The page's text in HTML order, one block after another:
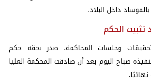
داخل البلاد.
تثبيت الحكم
وجلسات المحاكمة، صدر بحقه حكم
صباح اليوم بعد أن صادقت المحكمة العليا